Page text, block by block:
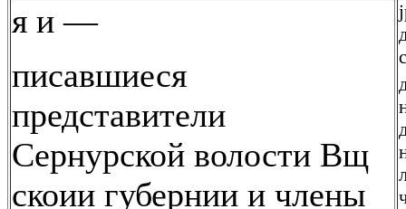
я и —
писавшиеся
представители
Сернурской волости Вщ
скоии губернии и члены